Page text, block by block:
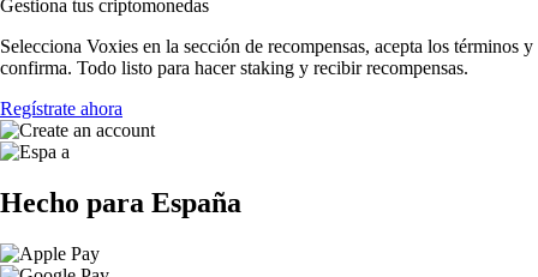
Gestiona tus criptomonedas
Selecciona Voxies en la sección de recompensas, acepta los términos y
confirma. Todo listo para hacer staking y recibir recompensas.
Regístrate ahora
Hecho para España